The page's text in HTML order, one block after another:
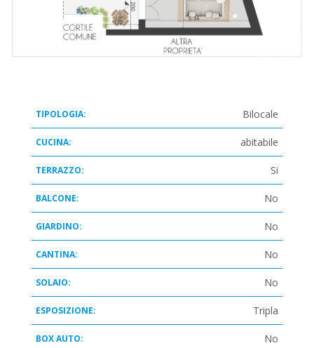
TIPOLOGIA: Bilocale
CUCINA: abitabile
TERRAZZO: Si
BALCONE: No
GIARDINO: No
CANTINA: No
SOLAIO: No
ESPOSIZIONE: Tripla
BOX AUTO: No